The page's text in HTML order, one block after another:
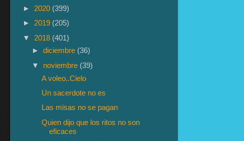
► 2020 (399)
► 2019 (205)
▼ 2018 (401)
►diciembre (36)
▼ noviembre (39)
A voleo..Cielo
Un sacerdote no es
Las misas no se pagan
Quien dijo que los ritos no son
eficaces